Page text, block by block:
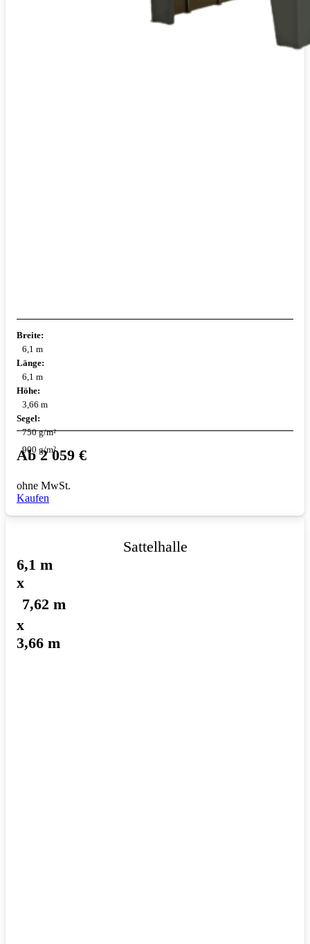
Breite:
6,1 m
Länge:
6,1 m
Höhe:
3,66 m
Segel:
750 g/m²
900 g/m²
Ab2 059 €
ohne MwSt.
Kaufen
Sattelhalle
6,1 m
x
7,62 m
x
3,66 m